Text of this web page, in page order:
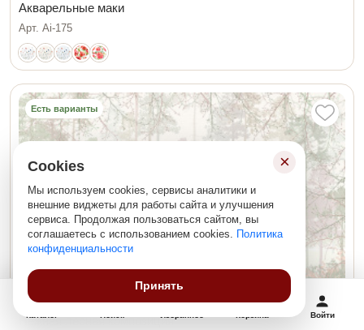
Акварельные маки
Арт. Ai-175
Есть варианты
Нежная лесная композиция
Каталог Войти
×
Cookies
Мы используем cookies, сервисы аналитики и
внешние виджеты для работы сайта и улучшения
сервиса. Продолжая пользоваться сайтом, вы
соглашаетесь с использованием cookies. Политика
конфиденциальности
Принять